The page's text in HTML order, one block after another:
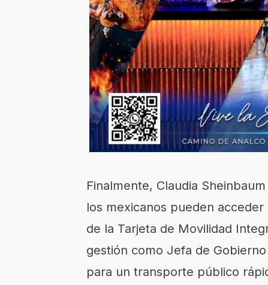
Finalmente, Claudia
los mexicanos pueden
de la Tarjeta de Movilidad
gestión como Jefa de
para un transporte público